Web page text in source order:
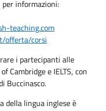
per informazioni:
teaching.com
offerta/corsi
i partecipanti alle
Cambridge e IELTS, con
Buccinasco.
della lingua inglese è